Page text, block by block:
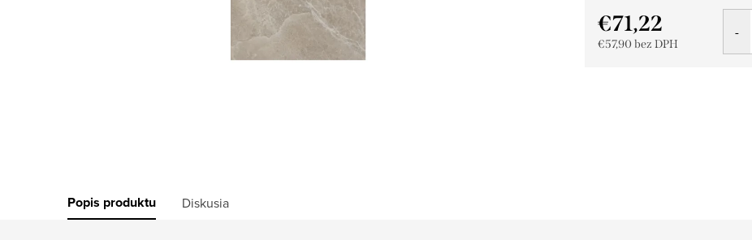
€71,22
€57,90 bez DPH
Popis produktu Diskusia